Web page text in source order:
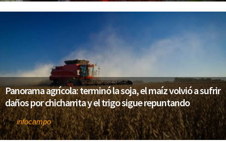
Panorama agrícola: terminó la soja, el maíz volvió a sufrir
daños por chicharrita y el trigo sigue repuntando
Porinfocampo